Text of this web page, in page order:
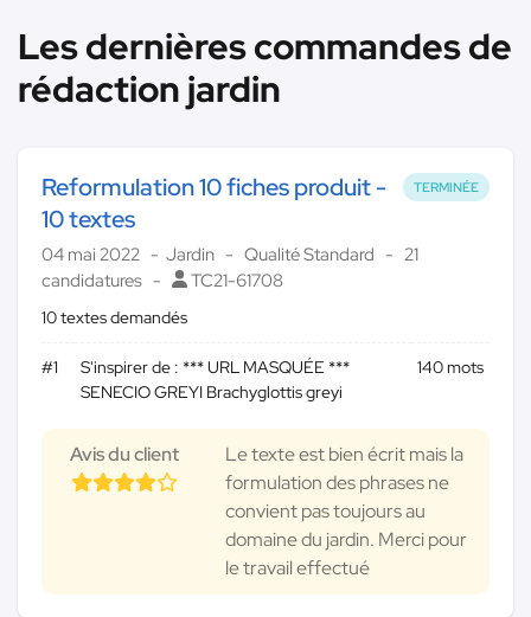
Les dernières commandes de
rédaction jardin
TERMINÉE
Reformulation 10 fiches produit -
10 textes
04 mai 2022 Jardin Qualité Standard
21
candidatures
TC21-61708
10 textes demandés
#1
S'inspirer de : *** URL MASQUÉE ***
SENECIO GREYI Brachyglottis greyi
140 mots
Avis du client
Le texte est bien écrit mais la
formulation des phrases ne
convient pas toujours au
domaine du jardin. Merci pour
le travail effectué